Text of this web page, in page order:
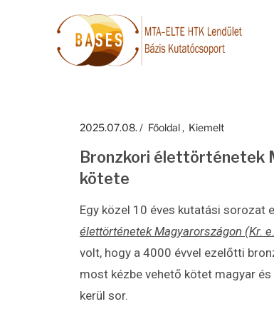
2025.07.08. Főoldal Kiemelt
Bronzkori élettörténetek
kötete
Egy közel 10 éves kutatási sorozat
élettörténetek Magyarországon (Kr.
volt, hogy a 4000 évvel ezelőtti
most kézbe vehető kötet magyar
kerül sor.